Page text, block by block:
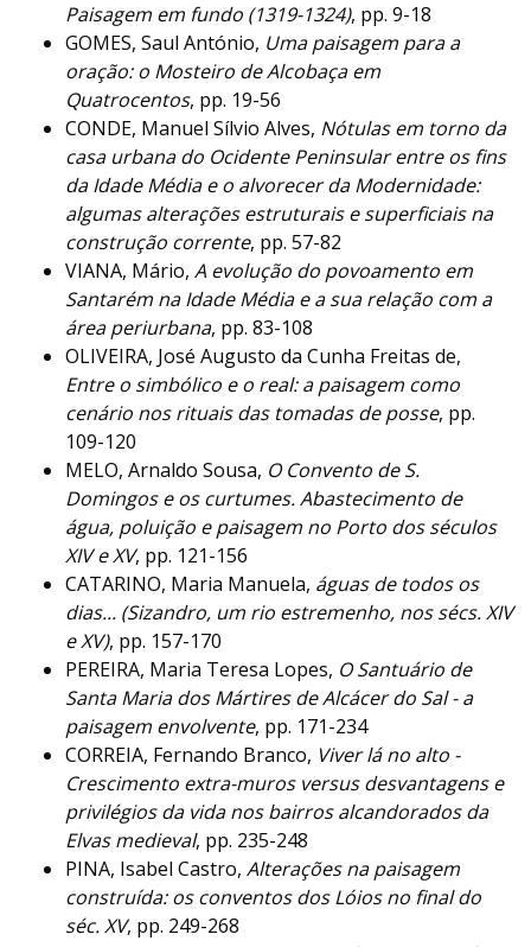
Paisagem em fundo (1319-1324), pp. 9-18
GOMES, Saul António, Uma paisagem para a
oração: o Mosteiro de Alcobaça em
Quatrocentos, pp. 19-56
CONDE, Manuel Sílvio Alves, Nótulas em torno da
casa urbana do Ocidente Peninsular entre os fins
da Idade Média e o alvorecer da Modernidade:
algumas alterações estruturais e superficiais na
construção corrente, pp. 57-82
VIANA, Mário, A evolução do povoamento em
Santarém na Idade Média e a sua relação com a
área periurbana, pp. 83-108
OLIVEIRA, José Augusto da Cunha Freitas de,
Entre o simbólico e o real: a paisagem como
cenário nos rituais das tomadas de posse, pp.
109-120
MELO, Arnaldo Sousa, O Convento de S.
Domingos e os curtumes. Abastecimento de
água, poluição e paisagem no Porto dos séculos
XIV e XV, pp. 121-156
CATARINO, Maria Manuela, águas de todos os
dias... (Sizandro, um rio estremenho, nos sécs. XIV
e XV), pp. 157-170
PEREIRA, Maria Teresa Lopes, O Santuário de
Santa Maria dos Mártires de Alcácer do Sal - a
paisagem envolvente, pp. 171-234
CORREIA, Fernando Branco, Viver lá no alto -
Crescimento extra-muros versus desvantagens e
privilégios da vida nos bairros alcandorados da
Elvas medieval, pp. 235-248
PINA, Isabel Castro, Alterações na paisagem
construída: os conventos dos Lóios no final do
séc. XV, pp. 249-268